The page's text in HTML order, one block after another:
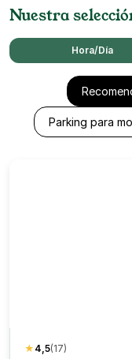
Nuestra
Hora/Día
Parking para
★ 4,5(17)